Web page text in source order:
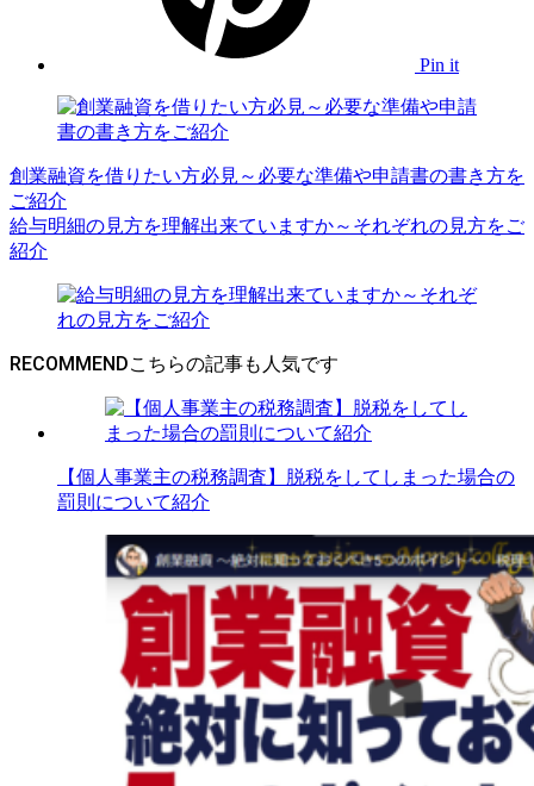
Pin it
創業融資を借りたい方必見～必要な準備や申請書の書き方を
ご紹介
給与明細の見方を理解出来ていますか～それぞれの見方をご
紹介
RECOMMEND
【個人事業主の税務調査】脱税をしてしまった場合の
罰則について紹介